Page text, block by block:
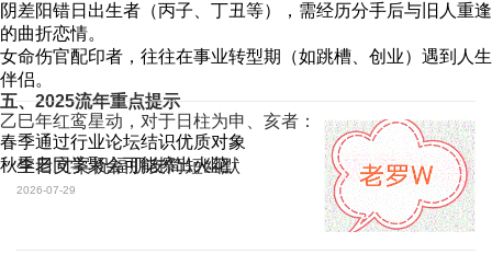
阴差阳错日出生者（丙子、丁丑等），需经历分手后与旧人重逢
的曲折恋情。
女命伤官配印者，往往在事业转型期（如跳槽、创业）遇到人生
伴侣。
五、2025流年重点提示
乙巳年红鸾星动，对于日柱为申、亥者：
春季通过行业论坛结识优质对象
秋季老同学聚会可能擦出火花
生日文案祝福朋友简短幽默
2026-07-29